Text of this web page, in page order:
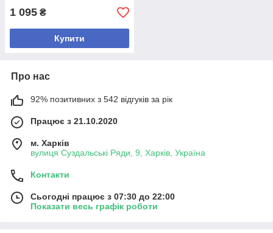
1 095 ₴
Купити
Про нас
92% позитивних з 542 відгуків за рік
Працює з 21.10.2020
м. Харків
вулиця Суздальські Ряди, 9, Харків, Україна
Контакти
Сьогодні працює з 07:30 до 22:00
Показати весь графік роботи